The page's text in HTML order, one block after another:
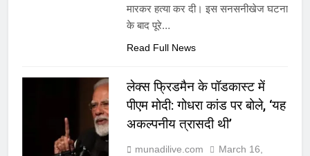
मारकर हत्या कर दी। इस सनसनीखेज घटना
के बाद पूरे…
Read Full News
लेक्स फ्रिडमैन के पॉडकास्ट में
पीएम मोदी: गोधरा कांड पर बोले, ‘यह
अकल्पनीय त्रासदी थी’
munadilive.com
March 16,